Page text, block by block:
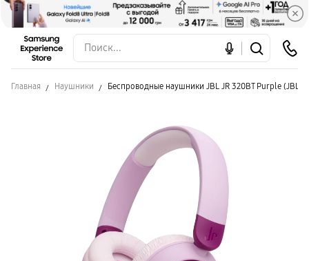
Главная Наушники Беспроводные наушники JBL JR 320BT Purple